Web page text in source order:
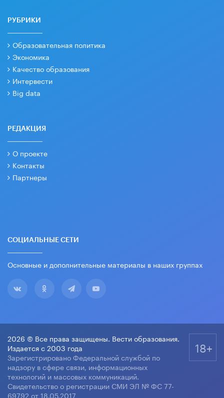
РУБРИКИ
Образовательная политика
Экономика
Качество образования
Интервести
Big data
РЕДАКЦИЯ
О проекте
Контакты
Партнеры
СОЦИАЛЬНЫЕ СЕТИ
Основные и дополнительные материалы в наших группах
2026 © Все права защищены. Вести образования.
Издается с 2003 года
Зарегистрировано Федеральной службой по
надзору в сфере связи, информационных
технологий и массовых коммуникаций.
Свидетельство о регистрации СМИ ЭЛ № ФС 77-
69792 от 18.05.2017
18+